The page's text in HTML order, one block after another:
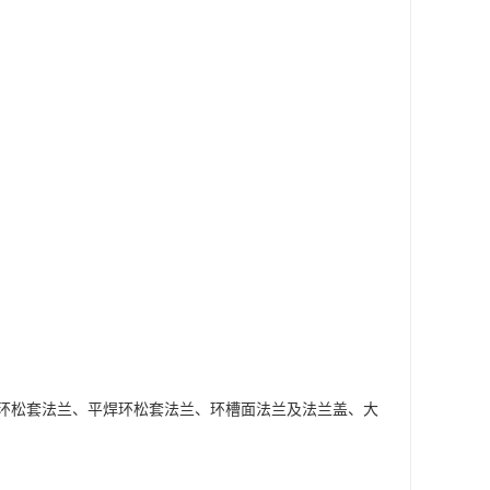
套法兰、平焊环松套法兰、环槽面法兰及法兰盖、大